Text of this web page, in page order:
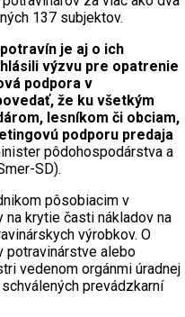
137 subjektov.
je aj o ich
výzvu pre opatrenie
podpora v
že ku všetkým
lesníkom či obciam,
podporu predaja
pôdohospodárstva a
SD).
pôsobiacim v
krytie časti nákladov na
výrobkov. O
potravinárstve alebo
vedenom orgánmi úradnej
prevádzkarní